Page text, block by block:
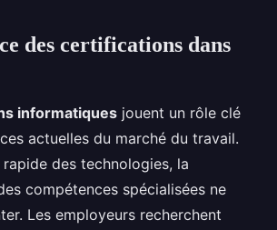
des certifications dans
informatiques jouent un rôle clé
actuelles du marché du travail.
rapide des technologies, la
compétences spécialisées ne
Les employeurs recherchent